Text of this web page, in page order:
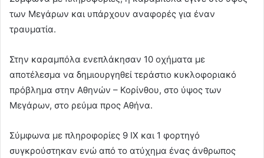
των Μεγάρων και υπάρχουν αναφορές για έναν
τραυματία.
Στην καραμπόλα ενεπλάκησαν 10 οχήματα με
αποτέλεσμα να δημιουργηθεί τεράστιο κυκλοφοριακό
πρόβλημα στην Αθηνών – Κορίνθου, στο ύψος των
Μεγάρων, στο ρεύμα προς Αθήνα.
Σύμφωνα με πληροφορίες 9 ΙΧ και 1 φορτηγό
συγκρούστηκαν ενώ από το ατύχημα ένας άνθρωπος